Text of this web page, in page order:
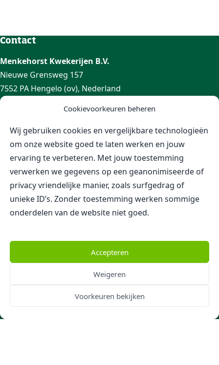
Cookievoorkeuren beheren
Wij gebruiken cookies en vergelijkbare technologieën
om onze website goed te laten werken en jouw
ervaring te verbeteren. Met jouw toestemming
verwerken we gegevens op een geanonimiseerde of
privacy vriendelijke manier, zoals surfgedrag of
unieke ID’s. Zonder toestemming werken sommige
onderdelen van de website niet goed.
Accepteren
Weigeren
Voorkeuren bekijken
Contact
Menkehorst Kwekerijen B.V.
Nieuwe Grensweg 157
7552 PA Hengelo (ov), Nederland
Nieuwe Grensweg 173 route
+31 (0)74 - 291 71 59
Nu ook via WhatsApp!
info@menkehorst.nl
Blijf op de hoogte
Blijf op de hoogte van onze aanbiedingen, beurzen en
andere ontwikkelingen door je te abonneren op onze
Volg Menkehorst via Instagram
Klanten beoordelenMenkehorst Kwekerijen B.V.
gemiddeld met een9,4